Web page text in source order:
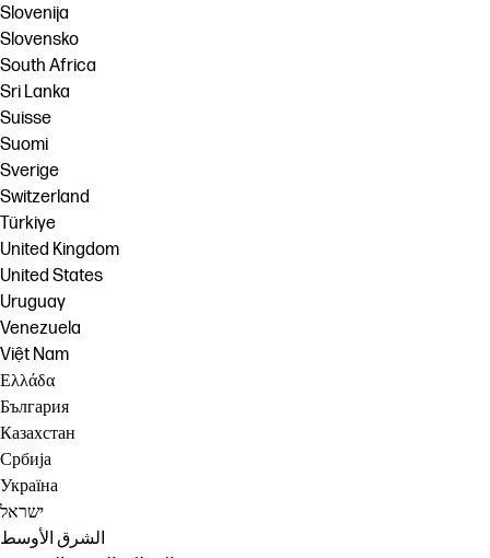
Slovenija
Slovensko
South Africa
Sri Lanka
Suisse
Suomi
Sverige
Switzerland
Türkiye
United Kingdom
United States
Uruguay
Venezuela
Việt Nam
Ελλάδα
България
Казахстан
Србија
Україна
ישראל
الشرق الأوسط